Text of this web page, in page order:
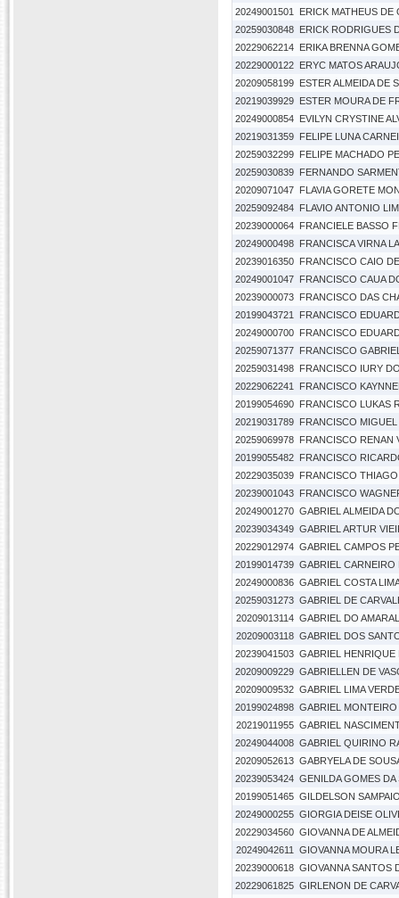
20249001501
ERICK MATHEUS DE
20259030848 ERICK RODRIGUES
20229062214 ERIKA BRENNA
20229000122 ERYC MATOS
20209058199 ESTER ALMEIDA DE
20219039929 ESTER MOURA DE
20249000854 EVILYN CRYSTINE
20219031359 FELIPE LUNA
20259032299 FELIPE MACHADO
20259030839 FERNANDO
20209071047 FLAVIA GORETE
20259092484 FLAVIO ANTONIO
20239000064 FRANCIELE BASSO
20249000498 FRANCISCA VIRNA
20239016350 FRANCISCO CAIO
20249001047 FRANCISCO CAUA
20239000073 FRANCISCO DAS
20199043721
FRANCISCO
20249000700 FRANCISCO
20259071377 FRANCISCO
20259031498 FRANCISCO IURY
20229062241
FRANCISCO
20199054690 FRANCISCO LUKAS
20219031789 FRANCISCO
20259069978 FRANCISCO RENAN
20199055482 FRANCISCO
20229035039 FRANCISCO
20239001043 FRANCISCO
20249001270 GABRIEL ALMEIDA
20239034349 GABRIEL ARTUR
20229012974 GABRIEL CAMPOS
20199014739 GABRIEL CARNEIRO
20249000836 GABRIEL COSTA
20259031273 GABRIEL DE
20209013114 GABRIEL DO
20209003118 GABRIEL DOS
20239041503 GABRIEL
20209009229 GABRIELLEN DE
20209009532 GABRIEL LIMA
20199024898 GABRIEL
20219011955 GABRIEL
20249044008 GABRIEL QUIRINO
20209052613 GABRYELA DE
20239053424 GENILDA GOMES DA
20199051465 GILDELSON
20249000255 GIORGIA DEISE
20229034560 GIOVANNA DE
20249042611
GIOVANNA MOURA
20239000618 GIOVANNA SANTOS
20229061825 GIRLENON DE